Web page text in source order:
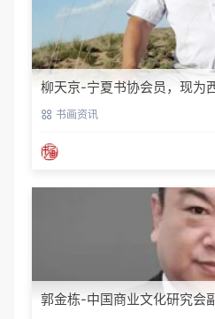
柳天京-宁夏书协会员，现为
书画资讯
郭金栋-中国商业文化研究会